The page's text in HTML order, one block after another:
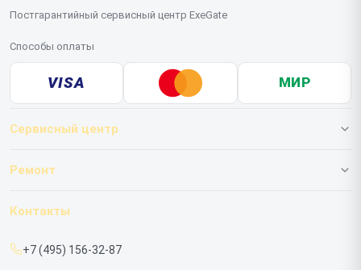
Постгарантийный сервисный центр ExeGate
Способы оплаты
VISA МИР
Сервисный центр
О нашем сервисе
Срочный ремонт
Ремонт
ИБП
Контакты
+7 (495) 156-32-87